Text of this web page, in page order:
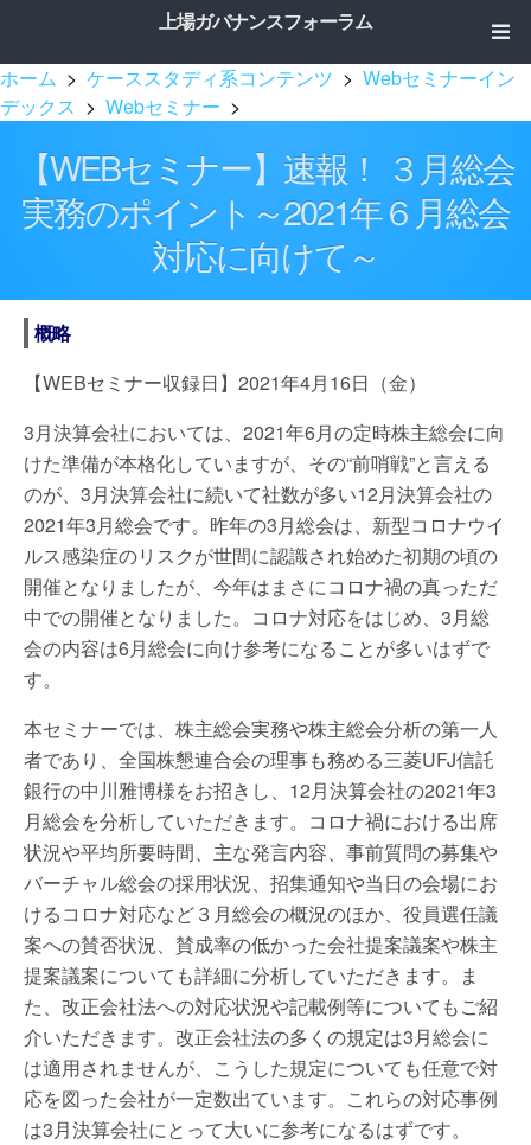
上場ガバナンスフォーラム
ホーム > ケーススタディ系コンテンツ > Webセミナーイン
デックス > Webセミナー >
【WEBセミナー】速報！ ３月総会
実務のポイント～2021年６月総会
対応に向けて～
概略
【WEBセミナー収録日】2021年4月16日（金）
3月決算会社においては、2021年6月の定時株主総会に向
けた準備が本格化していますが、その“前哨戦”と言える
のが、3月決算会社に続いて社数が多い12月決算会社の
2021年3月総会です。昨年の3月総会は、新型コロナウイ
ルス感染症のリスクが世間に認識され始めた初期の頃の
開催となりましたが、今年はまさにコロナ禍の真っただ
中での開催となりました。コロナ対応をはじめ、3月総
会の内容は6月総会に向け参考になることが多いはずで
す。
本セミナーでは、株主総会実務や株主総会分析の第一人
者であり、全国株懇連合会の理事も務める三菱UFJ信託
銀行の中川雅博様をお招きし、12月決算会社の2021年3
月総会を分析していただきます。コロナ禍における出席
状況や平均所要時間、主な発言内容、事前質問の募集や
バーチャル総会の採用状況、招集通知や当日の会場にお
けるコロナ対応など３月総会の概況のほか、役員選任議
案への賛否状況、賛成率の低かった会社提案議案や株主
提案議案についても詳細に分析していただきます。ま
た、改正会社法への対応状況や記載例等についてもご紹
介いただきます。改正会社法の多くの規定は3月総会に
は適用されませんが、こうした規定についても任意で対
応を図った会社が一定数出ています。これらの対応事例
は3月決算会社にとって大いに参考になるはずです。